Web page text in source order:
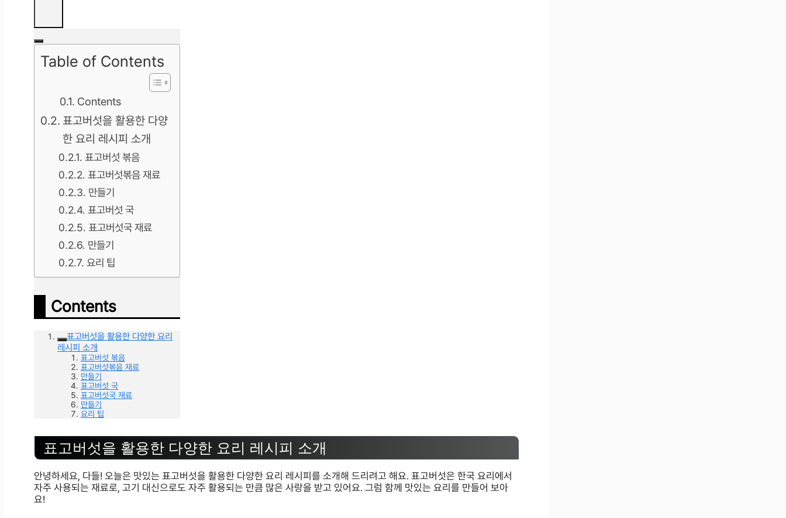
Table of Contents
Contents
표고버섯을 활용한 다양
한 요리 레시피 소개
표고버섯 볶음
표고버섯볶음 재료
만들기
표고버섯 국
표고버섯국 재료
만들기
요리 팁
Contents
표고버섯을 활용한 다양한 요리
레시피 소개
표고버섯 볶음
표고버섯볶음 재료
만들기
표고버섯 국
표고버섯국 재료
만들기
요리 팁
표고버섯을 활용한 다양한 요리 레시피 소개
안녕하세요, 다들! 오늘은 맛있는 표고버섯을 활용한 다양한 요리 레시피를 소개해 드리려고 해요. 표고버섯은 한국 요리에서
자주 사용되는 재료로, 고기 대신으로도 자주 활용되는 만큼 많은 사랑을 받고 있어요. 그럼 함께 맛있는 요리를 만들어 보아
요!